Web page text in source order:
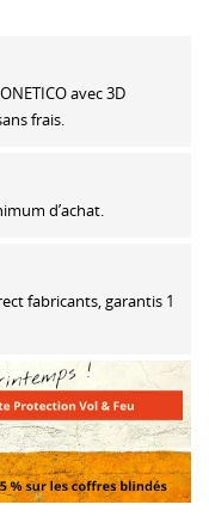
avec 3D
frais.
d’achat.
fabricants, garantis 1